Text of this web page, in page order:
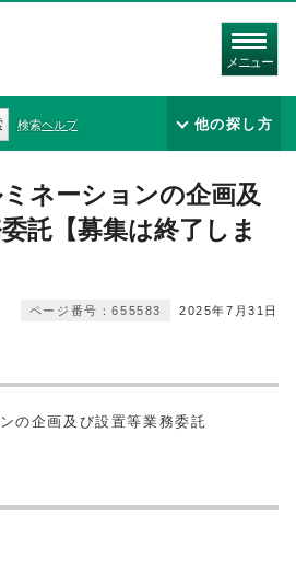
メニュー
検索ヘルプ 他の探し方
ネーションの企画及
託【募集は終了しま
2025年7月31日
ページ番号：655583
の企画及び設置等業務委託